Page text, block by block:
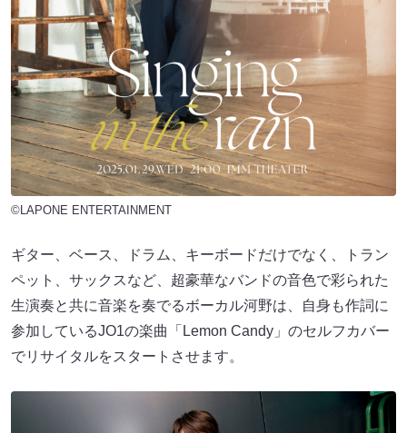
©LAPONE ENTERTAINMENT
ギター、ベース、ドラム、キーボードだけでなく、トラン
ペット、サックスなど、超豪華なバンドの音色で彩られた
生演奏と共に音楽を奏でるボーカル河野は、自身も作詞に
参加しているJO1の楽曲「Lemon Candy」のセルフカバー
でリサイタルをスタートさせます。